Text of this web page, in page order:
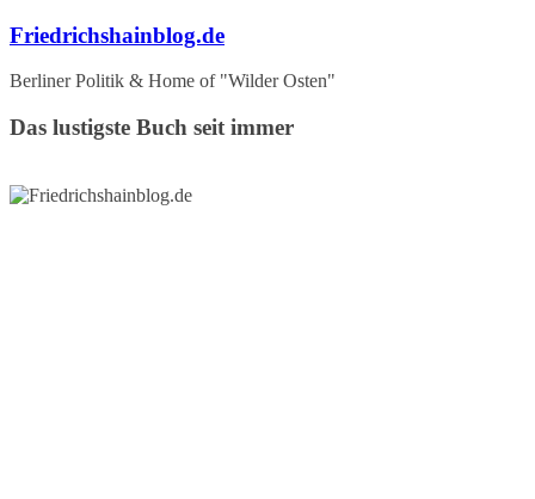
Zum
springen
Friedrichshainblog.de
Berliner Politik & Home of "Wilder Osten"
Das lustigste Buch seit immer